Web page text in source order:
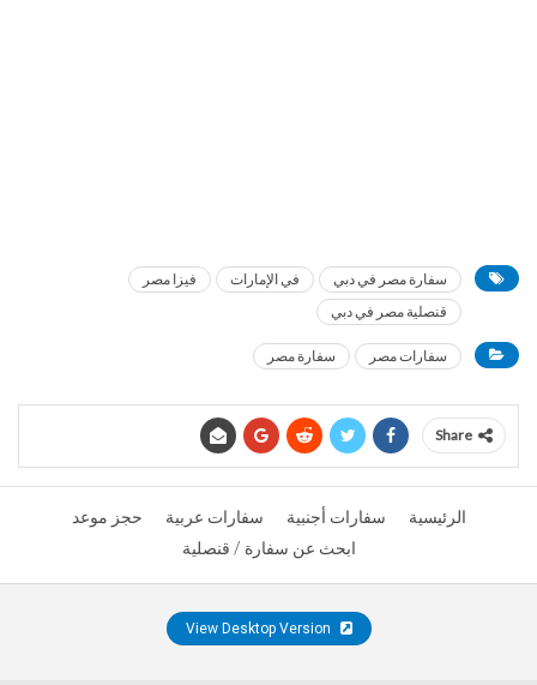
سفارة مصر في دبي في الإمارات
فيزا مصر
قنصلية مصر في دبي
سفارات مصر سفارة مصر
Share
الرئيسية سفارات أجنبية سفارات عربية
حجز موعد
ابحث عن سفارة / قنصلية